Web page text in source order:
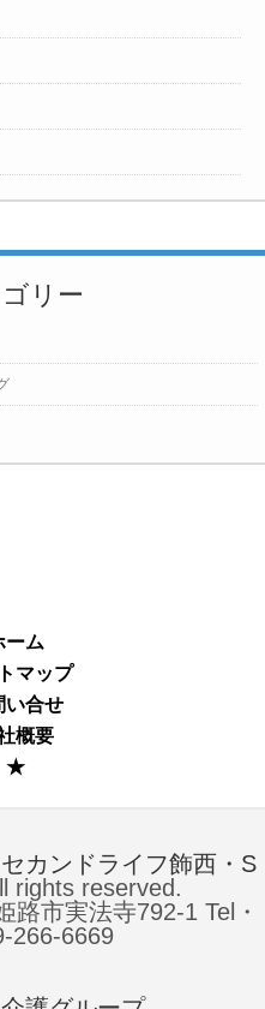
リー
ーム
マップ
い合せ
概要
★
セカンドライフ飾西・S
rights reserved.
市実法寺792-1 Tel・
266-6669